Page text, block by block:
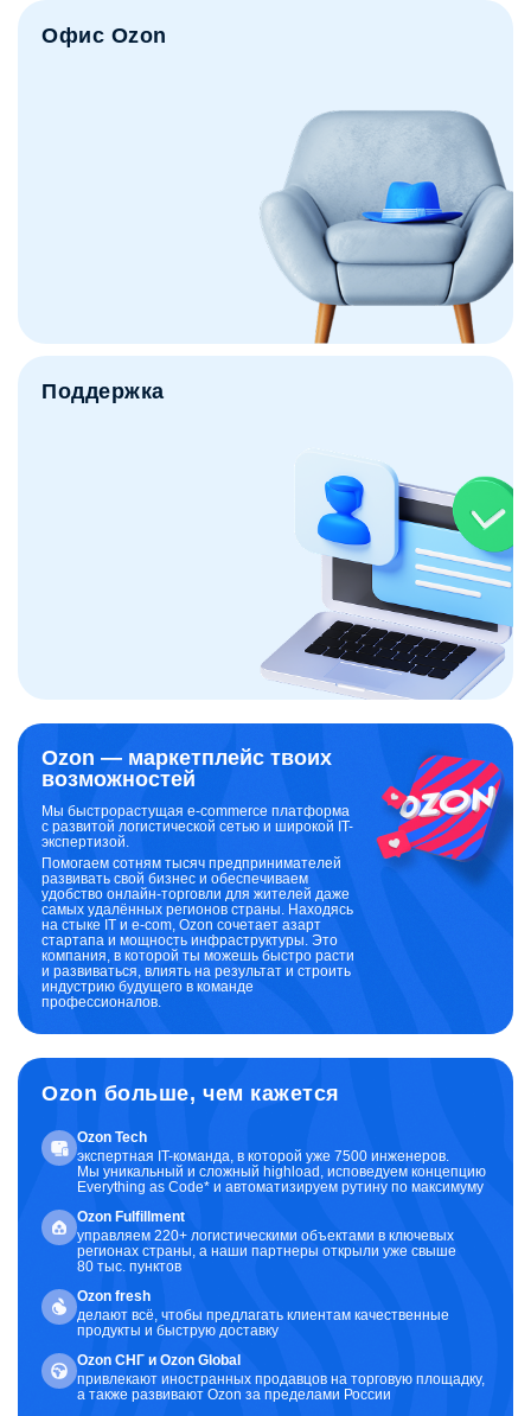
Офис Ozon
Поддержка
Ozon — маркетплейс твоих
возможностей
Мы быстрорастущая e-commerce платформа
с развитой логистической сетью и широкой IT-
экспертизой.
Помогаем сотням тысяч предпринимателей
развивать свой бизнес и обеспечиваем
удобство онлайн-торговли для жителей даже
самых удалённых регионов страны. Находясь
на стыке IT и e-com, Ozon сочетает азарт
стартапа и мощность инфраструктуры. Это
компания, в которой ты можешь быстро расти
и развиваться, влиять на результат и строить
индустрию будущего в команде
профессионалов.
Ozon больше, чем кажется
Ozon Tech
экспертная IT-команда, в которой уже 7500 инженеров.
Мы уникальный и сложный highload, исповедуем концепцию
Everything as Code* и автоматизируем рутину по максимуму
Ozon Fulfillment
управляем 220+ логистическими объектами в ключевых
регионах страны, а наши партнеры открыли уже свыше
80 тыс. пунктов
Ozon fresh
делают всё, чтобы предлагать клиентам качественные
продукты и быструю доставку
Ozon CНГ и Ozon Global
привлекают иностранных продавцов на торговую площадку,
а также развивают Ozon за пределами России